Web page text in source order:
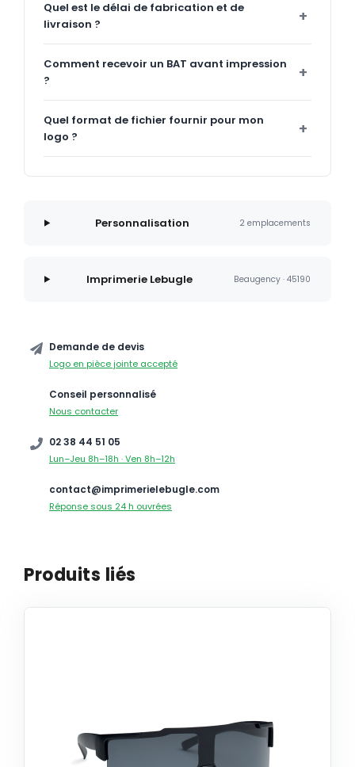
Quel est le délai de fabrication et de
livraison ?
Comment recevoir un BAT avant impression
?
Quel format de fichier fournir pour mon
logo ?
Personnalisation 2 emplacements
Imprimerie Lebugle Beaugency · 45190
Demande de devis
Logo en pièce jointe accepté
Conseil personnalisé
Nous contacter
02 38 44 51 05
Lun–Jeu 8h–18h · Ven 8h–12h
contact@imprimerielebugle.com
Réponse sous 24 h ouvrées
Produits liés